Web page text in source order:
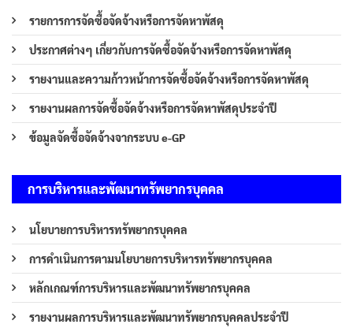
รายการการจัดซื้อจัดจ้างหรือการจัดหาพัสดุ
ประกาศต่างๆ เกี่ยวกับการจัดซื้อจัดจ้างหรือการจัดหาพัสดุ
รายงานและความก้าวหน้าการจัดซื้อจัดจ้างหรือการจัดหาพัสดุ
รายงานผลการจัดซื้อจัดจ้างหรือการจัดหาพัสดุประจำปี
ข้อมูลจัดซื้อจัดจ้างจากระบบ e-GP
การบริหารและพัฒนาทรัพยากรบุคคล
นโยบายการบริหารทรัพยากรบุคคล
การดำเนินการตามนโยบายการบริหารทรัพยากรบุคคล
หลักเกณฑ์การบริหารและพัฒนาทรัพยากรบุคคล
รายงานผลการบริหารและพัฒนาทรัพยากรบุคคลประจำปี